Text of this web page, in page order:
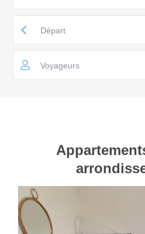
Voyageurs